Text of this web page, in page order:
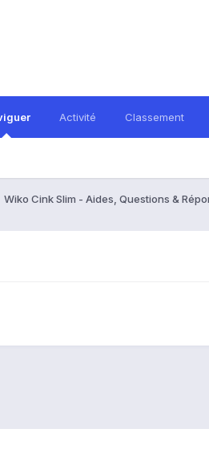
Activité Classement
Wiko Cink Slim - Aides, Questions &